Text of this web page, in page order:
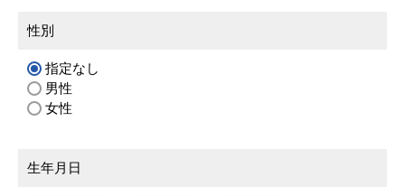
性別
指定なし
男性
女性
生年月日